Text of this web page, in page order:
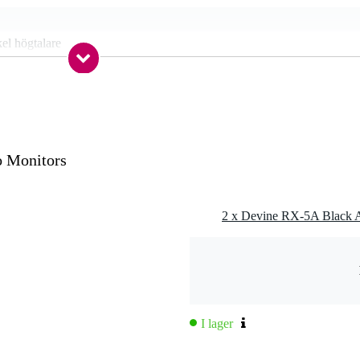
högtalare
(tweeter + woofer)
Monitors
I lager